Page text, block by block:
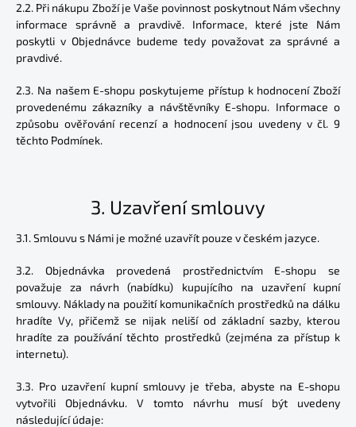
2.2. Při nákupu Zboží je Vaše povinnost poskytnout Nám všechny
informace správně a pravdivě. Informace, které jste Nám
poskytli v Objednávce budeme tedy považovat za správné a
pravdivé.
2.3. Na našem E-shopu poskytujeme přístup k hodnocení Zboží
provedenému zákazníky a návštěvníky E-shopu. Informace o
způsobu ověřování recenzí a hodnocení jsou uvedeny v čl. 9
těchto Podmínek.
3. Uzavření smlouvy
3.1. Smlouvu s Námi je možné uzavřít pouze v českém jazyce.
3.2. Objednávka provedená prostřednictvím E-shopu se
považuje za návrh (nabídku) kupujícího na uzavření kupní
smlouvy. Náklady na použití komunikačních prostředků na dálku
hradíte Vy, přičemž se nijak neliší od základní sazby, kterou
hradíte za používání těchto prostředků (zejména za přístup k
internetu).
3.3. Pro uzavření kupní smlouvy je třeba, abyste na E-shopu
vytvořili Objednávku. V tomto návrhu musí být uvedeny
následující údaje: